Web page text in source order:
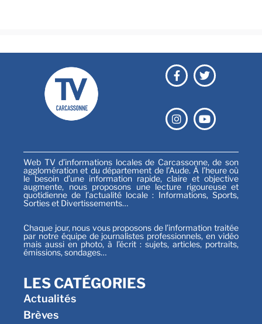
Web TV d’informations locales de Carcassonne, de son
agglomération et du département de l’Aude. À l’heure où
le besoin d’une information rapide, claire et objective
augmente, nous proposons une lecture rigoureuse et
quotidienne de l’actualité locale : Informations, Sports,
Sorties et Divertissements…
Chaque jour, nous vous proposons de l’information traitée
par notre équipe de journalistes professionnels, en vidéo
mais aussi en photo, à l’écrit : sujets, articles, portraits,
émissions, sondages…
LES CATÉGORIES
Actualités
Brèves